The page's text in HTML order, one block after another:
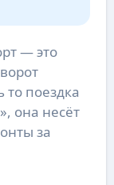
— это
поездка
она несёт
за